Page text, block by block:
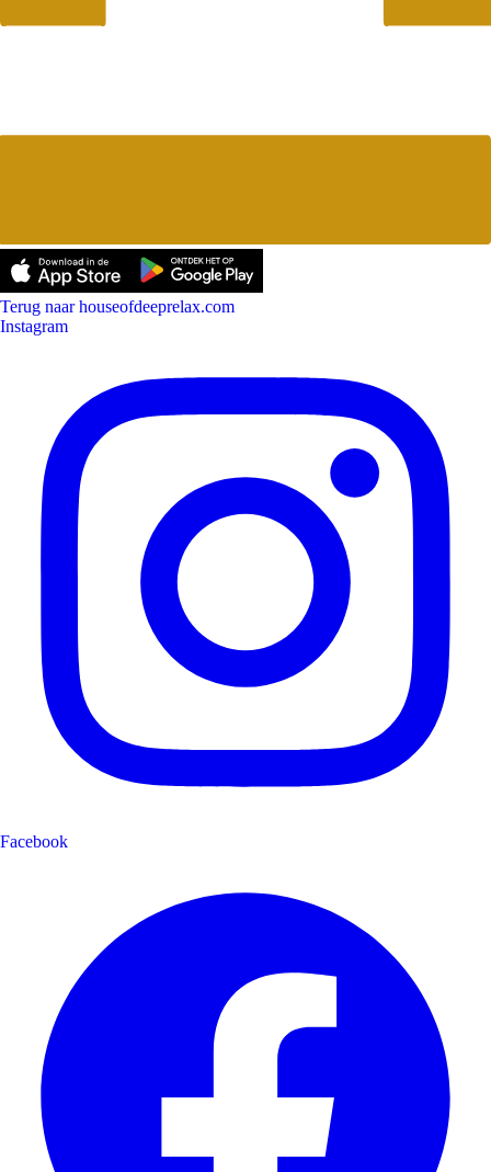
Terug naar houseofdeeprelax.com
Instagram
Facebook